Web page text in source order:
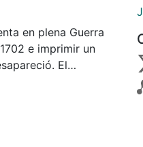
en plena Guerra
e imprimir un
El
su llegada a Alacant
los intereses de
la